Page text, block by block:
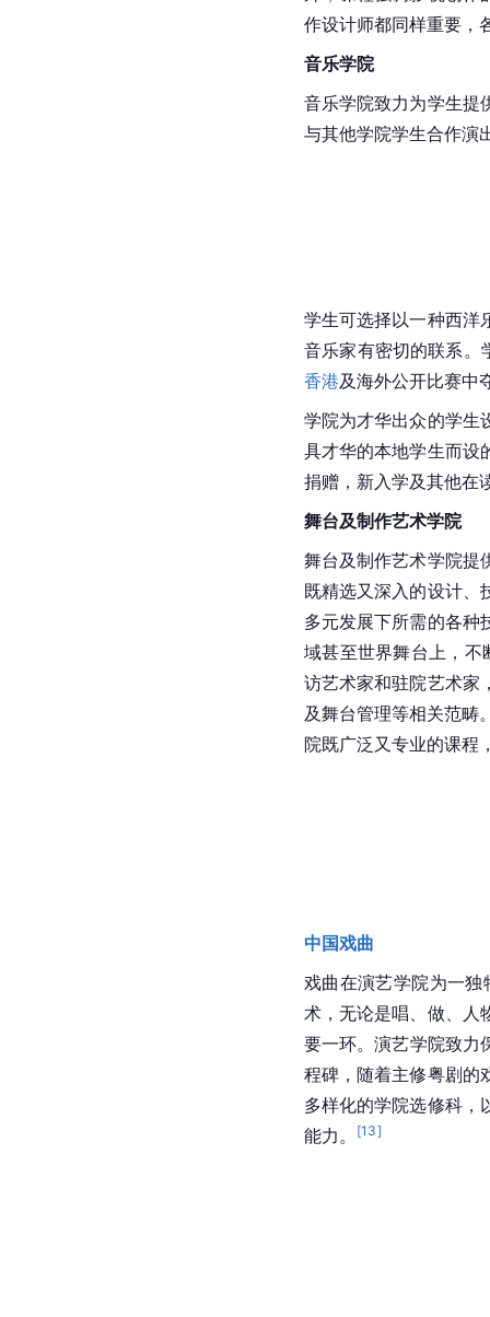
作设计师都同样重要，
音乐学院
音乐学院致力为学生提
与其他学院学生合作演
学生可选择以一种西洋
音乐家有密切的联系。
香港及海外公开比赛中
学院为才华出众的学生
具才华的本地学生而设
捐赠，新入学及其他在
舞台及制作艺术学院
舞台及制作艺术学院提
既精选又深入的设计、
多元发展下所需的各种
域甚至世界舞台上，不
访艺术家和驻院艺术家
及舞台管理等相关范畴
院既广泛又专业的课程
中国戏曲
戏曲在演艺学院为一独
术，无论是唱、做、人
要一环。演艺学院致力
程碑，随着主修粤剧的
多样化的学院选修科，
能力。
[13]